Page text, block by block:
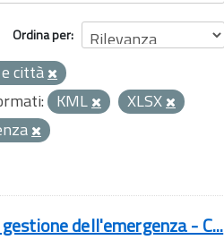
Ordina per
città
KML
XLSX
dell'emergenza - C...